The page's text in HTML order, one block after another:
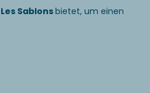
Les Sablonsbietet, um einen